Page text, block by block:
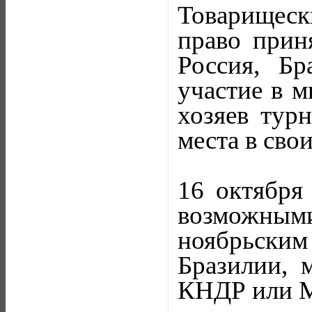
право
Россия,
участие в
хозяев
места в
16
Бразилии,
КНДР или